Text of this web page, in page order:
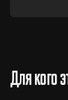
Для кого